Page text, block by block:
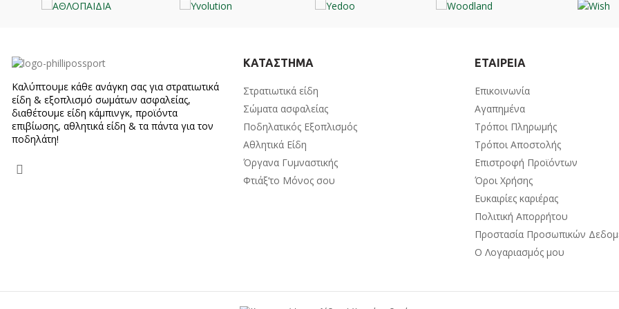
Καλύπτουμε κάθε ανάγκη σας για στρατιωτικά
είδη & εξοπλισμό σωμάτων ασφαλείας,
διαθέτουμε είδη κάμπινγκ, προϊόντα
επιβίωσης, αθλητικά είδη & τα πάντα για τον
ποδηλάτη!
ΚΑΤΑΣΤΗΜΑ
Στρατιωτικά είδη
Σώματα ασφαλείας
Ποδηλατικός Εξοπλισμός
Αθλητικά Είδη
Όργανα Γυμναστικής
Φτιάξ’το Μόνος σου
ΕΤΑΙΡΕΙΑ
Επικοινωνία
Αγαπημένα
Τρόποι Πληρωμής
Τρόποι Αποστολής
Επιστροφή Προϊόντων
Όροι Χρήσης
Ευκαιρίες καριέρας
Πολιτική Απορρήτου
Προστασία Προσωπικών
Ο Λογαριασμός μου